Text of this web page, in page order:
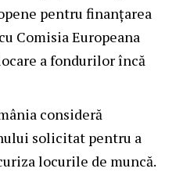
pentru finanțarea
Comisia Europeana
a fondurilor încă
consideră
solicitat pentru a
locurile de muncă.